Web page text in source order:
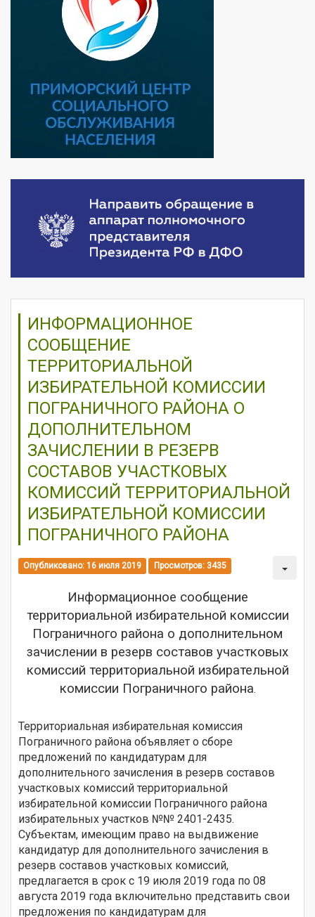
ИНФОРМАЦИОННОЕ
СООБЩЕНИЕ
ТЕРРИТОРИАЛЬНОЙ
ИЗБИРАТЕЛЬНОЙ КОМИССИИ
ПОГРАНИЧНОГО РАЙОНА О
ДОПОЛНИТЕЛЬНОМ
ЗАЧИСЛЕНИИ В РЕЗЕРВ
СОСТАВОВ УЧАСТКОВЫХ
КОМИССИЙ ТЕРРИТОРИАЛЬНОЙ
ИЗБИРАТЕЛЬНОЙ КОМИССИИ
ПОГРАНИЧНОГО РАЙОНА
Опубликовано: 16 июля 2019 Просмотров: 3435
Информационное сообщение
территориальной избирательной комиссии
Пограничного района о дополнительном
зачислении в резерв составов участковых
комиссий территориальной избирательной
комиссии Пограничного района.
Территориальная избирательная комиссия
Пограничного района объявляет о сборе
предложений по кандидатурам для
дополнительного зачисления в резерв составов
участковых комиссий территориальной
избирательной комиссии Пограничного района
избирательных участков №№ 2401-2435.
Субъектам, имеющим право на выдвижение
кандидатур для дополнительного зачисления в
резерв составов участковых комиссий,
предлагается в срок с 19 июля 2019 года по 08
августа 2019 года включительно представить свои
предложения по кандидатурам для